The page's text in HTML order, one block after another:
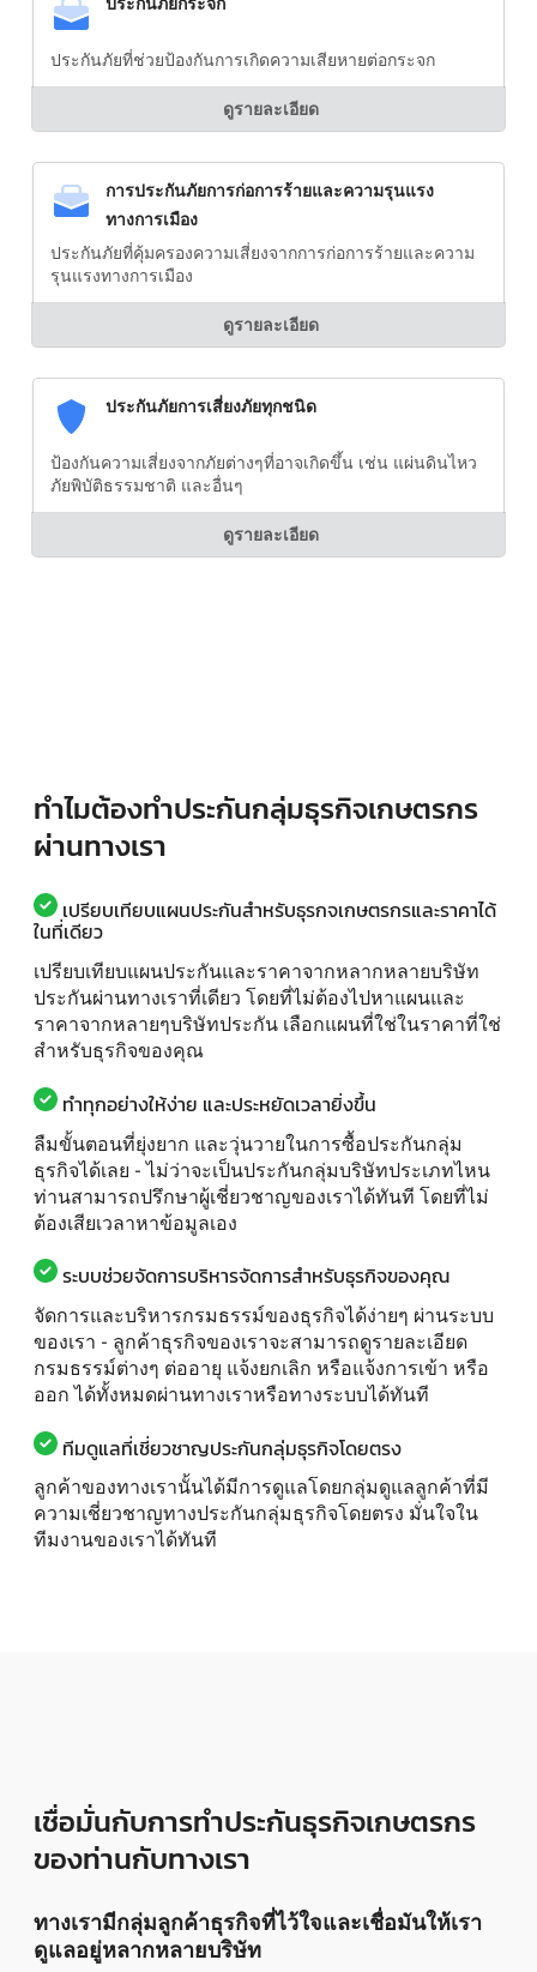
ประกันภัยที่ช่วยป้องกันการเกิดความเสียหายต่อกระจก
ดูรายละเอียด
การประกันภัยการก่อการร้ายและความรุนแรง
ทางการเมือง
ประกันภัยที่คุ้มครองความเสี่ยงจากการก่อการร้ายและความ
รุนแรงทางการเมือง
ดูรายละเอียด
ประกันภัยการเสี่ยงภัยทุกชนิด
ป้องกันความเสี่ยงจากภัยต่างๆที่อาจเกิดขึ้น เช่น แผ่นดินไหว
ภัยพิบัติธรรมชาติ และอื่นๆ
ดูรายละเอียด
ทำไมต้องทำประกันกลุ่มธุรกิจเกษตรกร
ผ่านทางเรา
เปรียบเทียบแผนประกันสำหรับธุรกจเกษตรกรและราคาได้
ในที่เดียว
เปรียบเทียบแผนประกันและราคาจากหลากหลายบริษัท
ประกันผ่านทางเราที่เดียว โดยที่ไม่ต้องไปหาแผนและ
ราคาจากหลายๆบริษัทประกัน เลือกแผนที่ใช่ในราคาที่ใช่
สำหรับธุรกิจของคุณ
ทำทุกอย่างให้ง่าย และประหยัดเวลายิ่งขึ้น
ลืมขั้นตอนที่ยุ่งยาก และวุ่นวายในการซื้อประกันกลุ่ม
ธุรกิจได้เลย - ไม่ว่าจะเป็นประกันกลุ่มบริษัทประเภทไหน
ท่านสามารถปรึกษาผู้เชี่ยวชาญของเราได้ทันที โดยที่ไม่
ต้องเสียเวลาหาข้อมูลเอง
ระบบช่วยจัดการบริหารจัดการสำหรับธุรกิจของคุณ
จัดการและบริหารกรมธรรม์ของธุรกิจได้ง่ายๆ ผ่านระบบ
ของเรา - ลูกค้าธุรกิจของเราจะสามารถดูรายละเอียด
กรมธรรม์ต่างๆ ต่ออายุ แจ้งยกเลิก หรือแจ้งการเข้า หรือ
ออก ได้ทั้งหมดผ่านทางเราหรือทางระบบได้ทันที
ทีมดูแลที่เชี่ยวชาญประกันกลุ่มธุรกิจโดยตรง
ลูกค้าของทางเรานั้นได้มีการดูแลโดยกลุ่มดูแลลูกค้าที่มี
ความเชี่ยวชาญทางประกันกลุ่มธุรกิจโดยตรง มั่นใจใน
ทีมงานของเราได้ทันที
เชื่อมั่นกับการทำประกันธุรกิจเกษตรกร
ของท่านกับทางเรา
ทางเรามีกลุ่มลูกค้าธุรกิจที่ไว้ใจและเชื่อมันให้เรา
ดูแลอยู่หลากหลายบริษัท